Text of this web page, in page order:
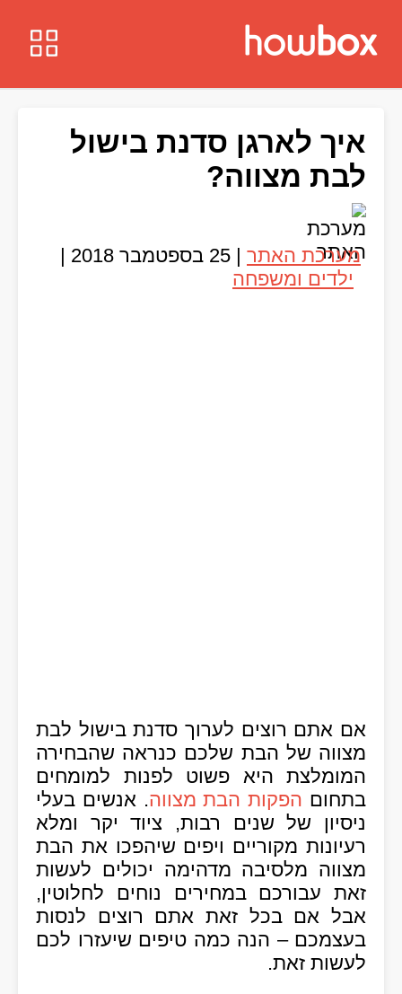
איך לארגן סדנת בישול
לבת מצווה?
מערכת האתר | 25 בספטמבר 2018
|
ילדים ומשפחה
אם אתם רוצים לערוך סדנת בישול לבת
מצווה של הבת שלכם כנראה שהבחירה
המומלצת היא פשוט לפנות למומחים
בתחום הפקות הבת מצווה. אנשים בעלי
ניסיון של שנים רבות, ציוד יקר ומלא
רעיונות מקוריים ויפים שיהפכו את הבת
מצווה מלסיבה מדהימה יכולים לעשות
זאת עבורכם במחירים נוחים לחלוטין,
אבל אם בכל זאת אתם רוצים לנסות
בעצמכם – הנה כמה טיפים שיעזרו לכם
לעשות זאת.